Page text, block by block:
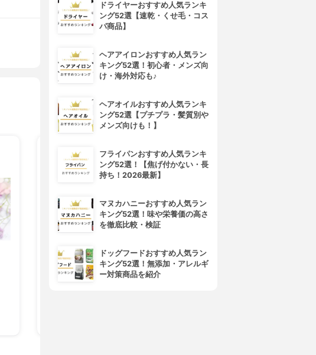
ONE BY KOSÉ(ワンバイコー
セー)
資生堂(SHISEIDO)
ドライヤーおすすめ人気ランキ
ング52選【速乾・くせ毛・コス
パ商品】
ヘアアイロンおすすめ人気ラン
キング52選！初心者・メンズ向
け・海外対応も♪
ヘアオイルおすすめ人気ランキ
ング52選【プチプラ・髪質別や
メンズ向けも！】
フライパンおすすめ人気ランキ
ング52選！【焦げ付かない・長
持ち！2026最新】
マヌカハニーおすすめ人気ラン
キング52選！味や栄養価の高さ
を徹底比較・検証
ドッグフードおすすめ人気ラン
キング52選！無添加・アレルギ
ー対策商品を紹介